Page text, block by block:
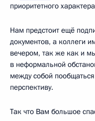
приоритетного
Нам предстоит ещё
документов, а коллеги
вечером, так же как и
в неформальной
между собой
перспективу.
Так что Вам большое